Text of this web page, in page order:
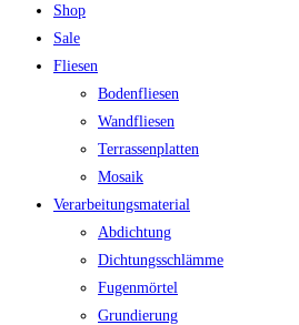
Shop
Sale
Fliesen
Bodenfliesen
Wandfliesen
Terrassenplatten
Mosaik
Verarbeitungsmaterial
Abdichtung
Dichtungsschlämme
Fugenmörtel
Grundierung